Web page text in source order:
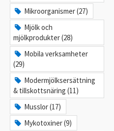
Mikroorganismer (27)
Mjölk och
mjölkprodukter (28)
Mobila verksamheter
(29)
Modermjölksersättning
& tillskottsnäring (11)
Musslor (17)
Mykotoxiner (9)